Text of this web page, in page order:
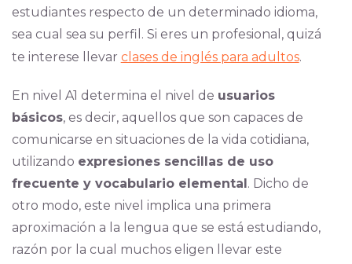
estudiantes respecto de un determinado idioma,
sea cual sea su perfil. Si eres un profesional, quizá
te interese llevar clases de inglés para adultos.
En nivel A1 determina el nivel de usuarios
básicos, es decir, aquellos que son capaces de
comunicarse en situaciones de la vida cotidiana,
utilizando expresiones sencillas de uso
frecuente y vocabulario elemental. Dicho de
otro modo, este nivel implica una primera
aproximación a la lengua que se está estudiando,
razón por la cual muchos eligen llevar este